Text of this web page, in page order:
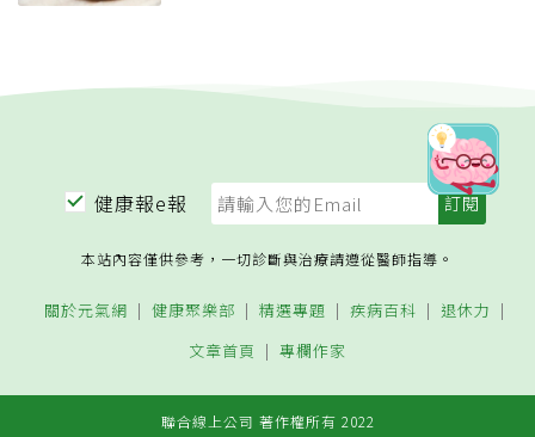
健康報e報
本站內容僅供參考，一切診斷與治療請遵從醫師指導。
關於元氣網 健康聚樂部 精選專題 疾病百科
退休力
文章首頁
專欄作家
聯合線上公司 著作權所有 2022